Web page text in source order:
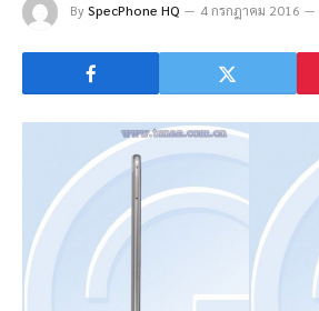
BySpecPhone HQ 4 กรกฎาคม 2016